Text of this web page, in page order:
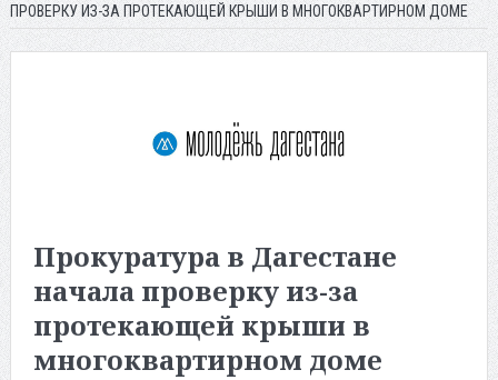
ПРОВЕРКУ ИЗ-ЗА ПРОТЕКАЮЩЕЙ КРЫШИ В МНОГОКВАРТИРНОМ ДОМЕ
Прокуратура в Дагестане
начала проверку из-за
протекающей крыши в
многоквартирном доме